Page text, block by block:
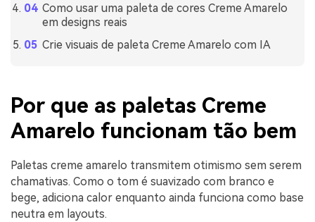
Como usar uma paleta de cores Creme Amarelo
em designs reais
Crie visuais de paleta Creme Amarelo com IA
Por que as paletas Creme
Amarelo funcionam tão bem
Paletas creme amarelo transmitem otimismo sem serem
chamativas. Como o tom é suavizado com branco e
bege, adiciona calor enquanto ainda funciona como base
neutra em layouts.